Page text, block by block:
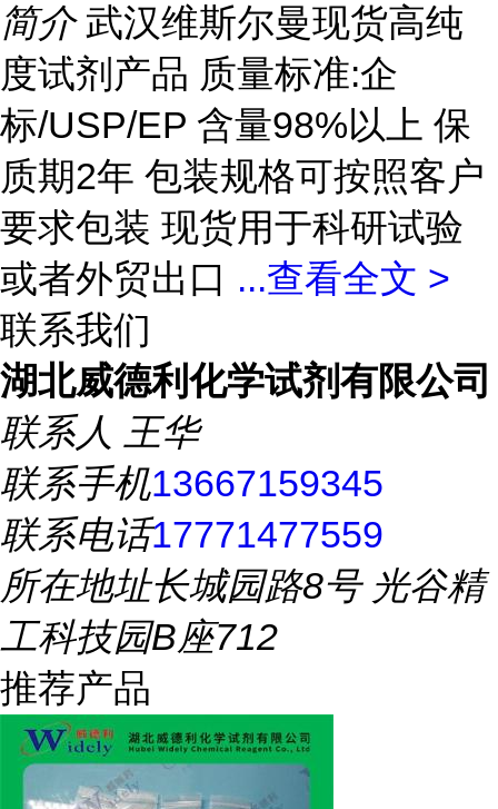
简介 武汉维斯尔曼现货高纯
度试剂产品 质量标准:企
标/USP/EP 含量98%以上 保
质期2年 包装规格可按照客户
要求包装 现货用于科研试验
或者外贸出口 ...查看全文 >
联系我们
湖北威德利化学试剂有限公司
联系人 王华
联系手机13667159345
联系电话17771477559
所在地址长城园路8号 光谷精
工科技园B座712
推荐产品